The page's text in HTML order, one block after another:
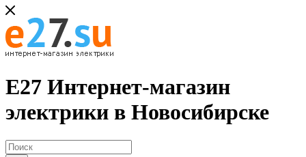
Е27 Интернет-магазин
электрики в Новосибирске